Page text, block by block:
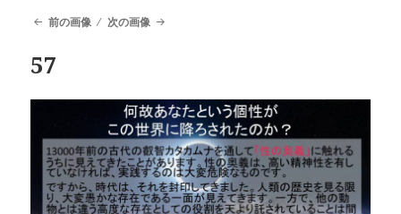
前の画像
次の画像
57